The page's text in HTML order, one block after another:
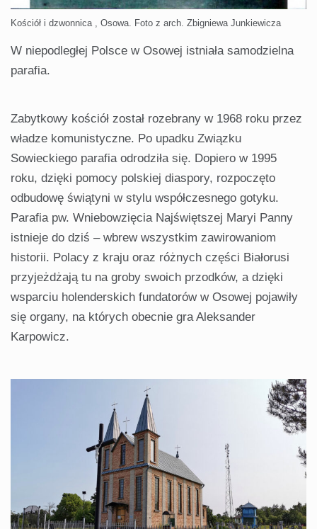
Kościół i dzwonnica , Osowa. Foto z arch. Zbigniewa Junkiewicza
W niepodległej Polsce w Osowej istniała samodzielna
parafia.
Zabytkowy kościół został rozebrany w 1968 roku przez
władze komunistyczne. Po upadku Związku
Sowieckiego parafia odrodziła się. Dopiero w 1995
roku, dzięki pomocy polskiej diaspory, rozpoczęto
odbudowę świątyni w stylu współczesnego gotyku.
Parafia pw. Wniebowzięcia Najświętszej Maryi Panny
istnieje do dziś – wbrew wszystkim zawirowaniom
historii. Polacy z kraju oraz różnych części Białorusi
przyjeżdżają tu na groby swoich przodków, a dzięki
wsparciu holenderskich fundatorów w Osowej pojawiły
się organy, na których obecnie gra Aleksander
Karpowicz.